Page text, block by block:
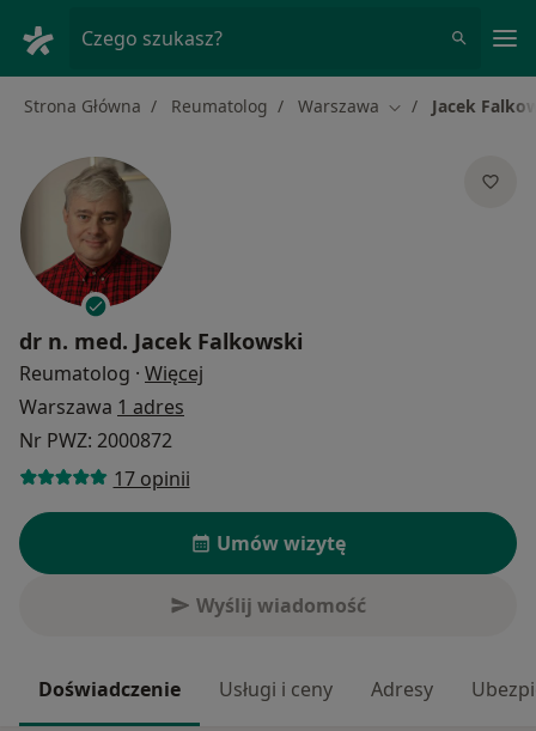
Czego szukasz?
Strona Główna Reumatolog Warszawa Zmień miasto
Jacek
dr n. med. Jacek Falkowski
Reumatolog · Więcej
Warszawa 1 adres
Nr PWZ: 2000872
17 opinii
Umów wizytę
Wyślij wiadomość
Doświadczenie Usługi i ceny Adresy